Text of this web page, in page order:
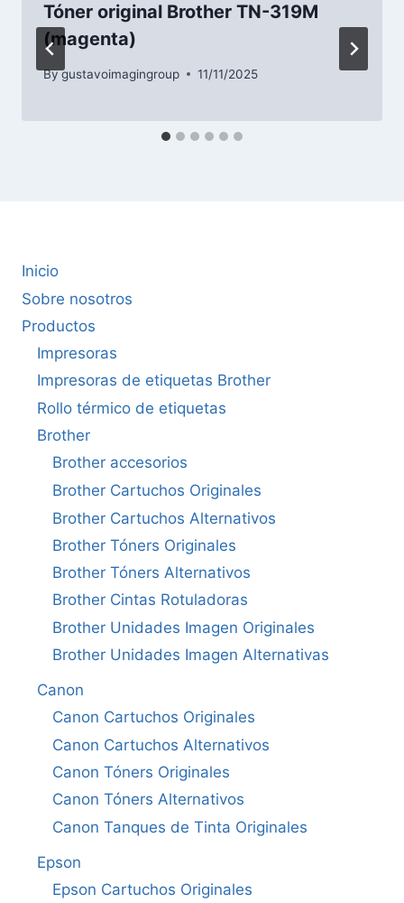
Tóner original Brother TN-319M
(magenta)
Bygustavoimagingroup 11/11/2025
Inicio
Sobre nosotros
Productos
Impresoras
Impresoras de etiquetas Brother
Rollo térmico de etiquetas
Brother
Brother accesorios
Brother Cartuchos Originales
Brother Cartuchos Alternativos
Brother Tóners Originales
Brother Tóners Alternativos
Brother Cintas Rotuladoras
Brother Unidades Imagen Originales
Brother Unidades Imagen Alternativas
Canon
Canon Cartuchos Originales
Canon Cartuchos Alternativos
Canon Tóners Originales
Canon Tóners Alternativos
Canon Tanques de Tinta Originales
Epson
Epson Cartuchos Originales